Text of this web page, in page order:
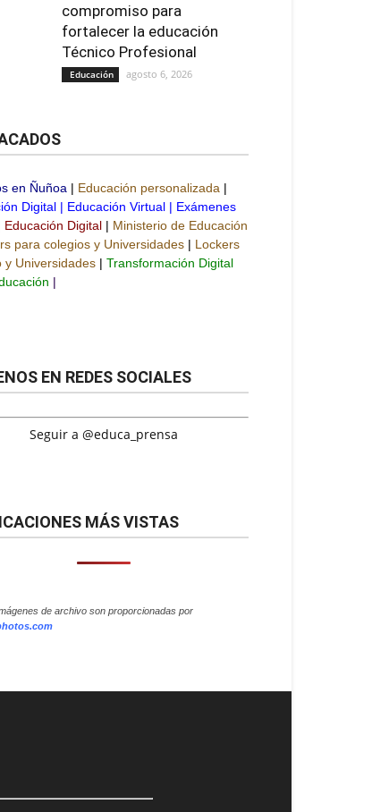
compromiso para
fortalecer la educación
Técnico Profesional
Educación agosto 6, 2026
en Ñuñoa | Educación personalizada |
Digital | Educación Virtual | Exámenes
Educación Digital | Ministerio de Educación
para colegios y Universidades | Lockers
y Universidades | Transformación Digital
|
EN REDES SOCIALES
Seguir a @educa_prensa
MÁS VISTAS
de archivo son proporcionadas por